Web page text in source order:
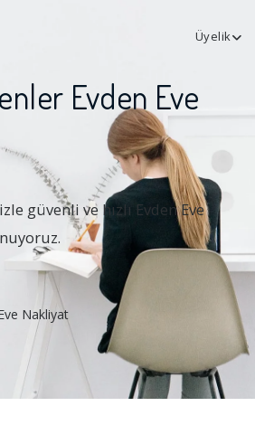
Üyelik
Evden Eve
güvenli ve hızlı Evden Eve
Nakliyat